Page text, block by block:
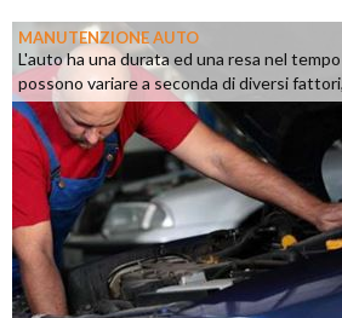
MANUTENZIONE AUTO
L'auto ha una durata ed una resa nel
possono variare a seconda di diversi